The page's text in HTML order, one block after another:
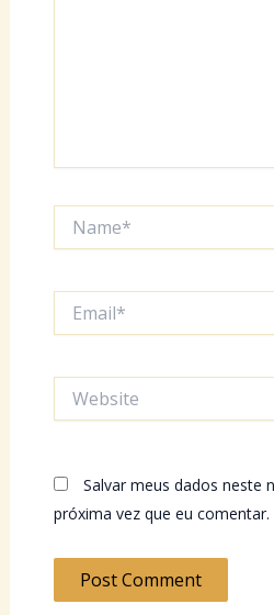
Salvar meus dados neste
próxima vez que eu comentar.